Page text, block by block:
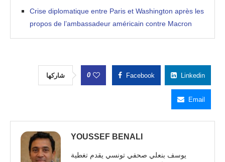
Crise diplomatique entre Paris et Washington après les
propos de l’ambassadeur américain contre Macron
شاركها 0 Facebook Linkedin
Email
YOUSSEF BENALI
يوسف بنعلي صحفي تونسي يقدم تغطية